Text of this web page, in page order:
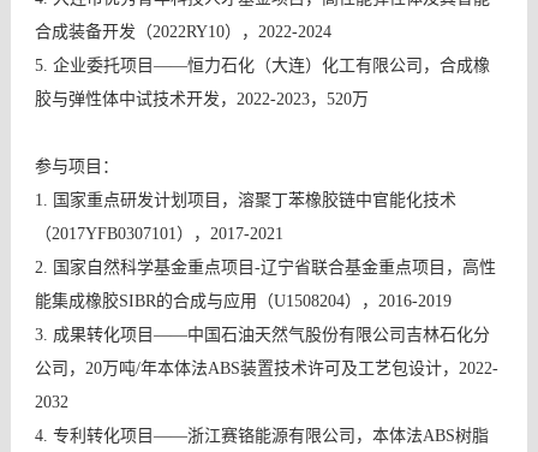
合成装备开发（2022RY10）， 2022-2024
5. 企业委托项目 ——恒力石化（大连）化工有限公司，合成橡
胶与弹性体中试技术开发， 2022-2023， 520万
参与项目：
1. 国家重点研发计划项目，溶聚丁苯橡胶链中官能化技术
（2017YFB0307101）， 2017-2021
2. 国家自然科学基金重点项目 -辽宁省联合基金重点项目，高性
能集成橡胶SIBR的合成与应用（U1508204）， 2016-2019
3. 成果转化项目 ——中国石油天然气股份有限公司吉林石化分
公司， 20万吨/年本体法ABS装置技术许可及工艺包设计， 2022-
2032
4. 专利转化项目 ——浙江赛铬能源有限公司，本体法ABS树脂